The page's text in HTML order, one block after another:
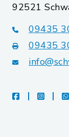
92521
09435
09435
facebook